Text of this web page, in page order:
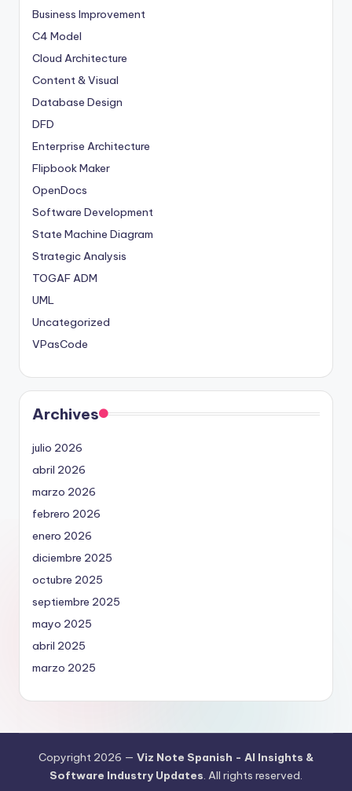
Business Improvement
C4 Model
Cloud Architecture
Content & Visual
Database Design
DFD
Enterprise Architecture
Flipbook Maker
OpenDocs
Software Development
State Machine Diagram
Strategic Analysis
TOGAF ADM
UML
Uncategorized
VPasCode
Archives
julio 2026
abril 2026
marzo 2026
febrero 2026
enero 2026
diciembre 2025
octubre 2025
septiembre 2025
mayo 2025
abril 2025
marzo 2025
Copyright 2026 — Viz Note Spanish - AI Insights &
Software Industry Updates. All rights reserved.